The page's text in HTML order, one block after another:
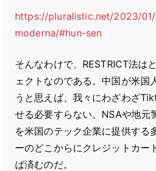
https://pluralistic.net/2023/
moderna/#hun-sen
そんなわけで、RESTRICT法は
ェクトなのである。中国が米国
うと思えば、我々にわざわざ
せる必要すらない。NSAや地元
を米国のテック企業に提供する
ーのどこからにクレジットカー
ば済むのだ。